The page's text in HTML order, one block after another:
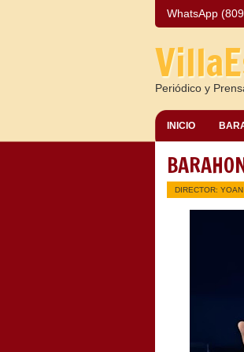
WhatsApp
Periódico y
INICIO
DIRECTOR: